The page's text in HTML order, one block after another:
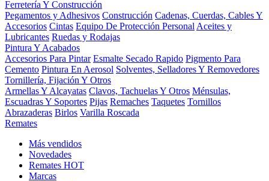
Ferretería Y Construcción
Pegamentos y Adhesivos Construcción Cadenas, Cuerdas, Cables Y
Accesorios Cintas Equipo De Protección Personal Aceites y
Lubricantes Ruedas y Rodajas
Pintura Y Acabados
Accesorios Para Pintar Esmalte Secado Rapido Pigmento Para
Cemento Pintura En Aerosol Solventes, Selladores Y Removedores
Tornillería, Fijación Y Otros
Armellas Y Alcayatas Clavos, Tachuelas Y Otros Ménsulas,
Escuadras Y Soportes Pijas Remaches Taquetes Tornillos
Abrazaderas Birlos Varilla Roscada
Remates
Más vendidos
Novedades
Remates HOT
Marcas